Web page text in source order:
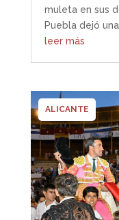
muleta en sus
Puebla dejó una
leer más
ALICANTE